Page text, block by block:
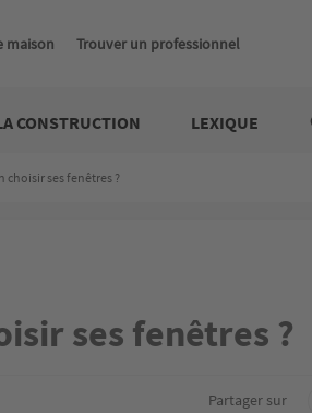
maison Trouver un professionnel
CONSTRUCTION LEXIQUE
choisir ses fenêtres ?
ses fenêtres ?
Partager sur